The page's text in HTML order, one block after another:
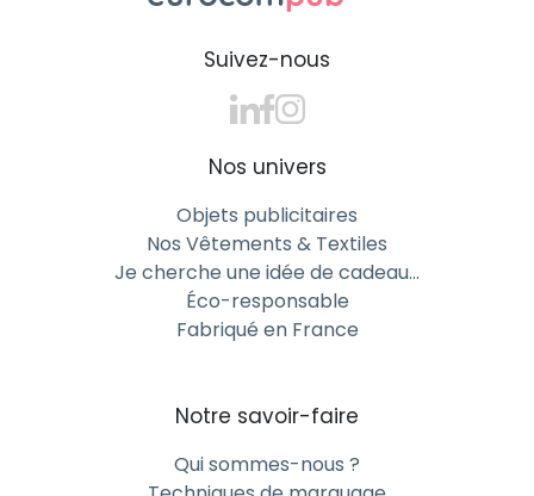
Suivez-nous
Nos univers
Objets publicitaires
Nos Vêtements & Textiles
Je cherche une idée de cadeau…
Éco-responsable
Fabriqué en France
Notre savoir-faire
Qui sommes-nous ?